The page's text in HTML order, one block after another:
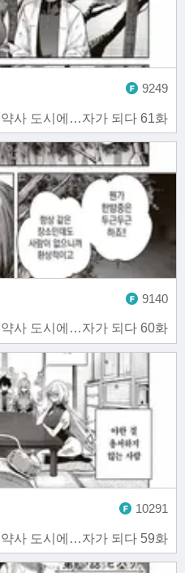
약사 도시에…자가 되다 61화
9249
약사 도시에…자가 되다 60화
9140
약사 도시에…자가 되다 59화
10291